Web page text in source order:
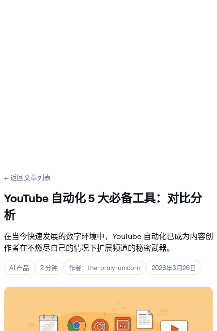
← 返回文章列表
YouTube 自动化 5 大必备工具：对比分
析
在当今快速发展的数字环境中，YouTube 自动化已成为内容创
作者在不燃尽自己的情况下扩展频道的秘密武器。
AI 产品 2 分钟 作者：the-braiv-unicorn 2026年3月26日